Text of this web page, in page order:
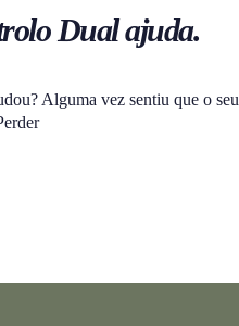
Dual ajuda.
Alguma vez sentiu que o